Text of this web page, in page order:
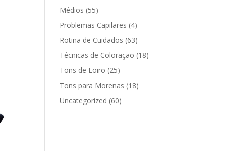
Médios (55)
Problemas Capilares (4)
Rotina de Cuidados (63)
Técnicas de Coloração (18)
Tons de Loiro (25)
Tons para Morenas (18)
Uncategorized (60)